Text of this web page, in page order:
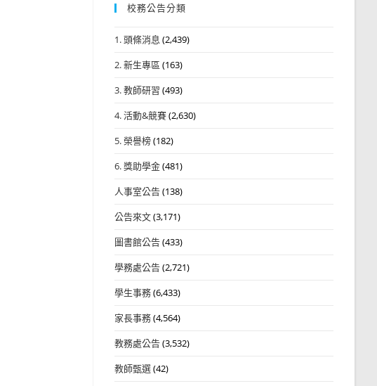
校務公告分類
1. 頭條消息 (2,439)
2. 新生專區 (163)
3. 教師研習 (493)
4. 活動&競賽(2,630)
5. 榮譽榜(182)
6. 獎助學金(481)
人事室公告(138)
公告來文(3,171)
圖書館公告(433)
學務處公告(2,721)
學生事務(6,433)
家長事務(4,564)
教務處公告(3,532)
教師甄選(42)